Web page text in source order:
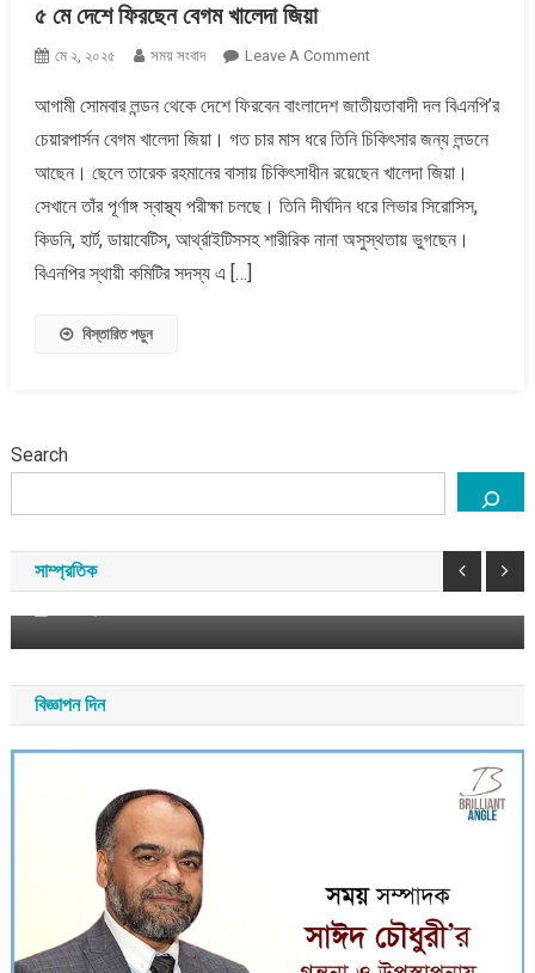
৫ মে দেশে ফিরছেন বেগম খালেদা জিয়া
মে ২, ২০২৫ সময় সংবাদ Leave A CommentOn
মে
দেশে
ফিরছেন
জিয়া
আগামী সোমবার লন্ডন থেকে দেশে ফিরবেন বাংলাদেশ জাতীয়তাবাদী দল বিএনপি’র
চেয়ারপার্সন বেগম খালেদা জিয়া। গত চার মাস ধরে তিনি চিকিৎসার জন্য লন্ডনে
আছেন। ছেলে তারেক রহমানের বাসায় চিকিৎসাধীন রয়েছেন খালেদা জিয়া।
সেখানে তাঁর পূর্ণাঙ্গ স্বাস্থ্য পরীক্ষা চলছে। তিনি দীর্ঘদিন ধরে লিভার সিরোসিস,
কিডনি, হার্ট, ডায়াবেটিস, আর্থ্রাইটিসসহ শারীরিক নানা অসুস্থতায় ভুগছেন।
বিএনপির স্থায়ী কমিটির সদস্য এ […]
বিস্তারিত পড়ুন
Search
সাম্প্রতিক
শেখ হাসিনাকে নিয়ে কি দিল্লির অস্বস্তি বেড়েছে?
বিজ্ঞাপন দিন